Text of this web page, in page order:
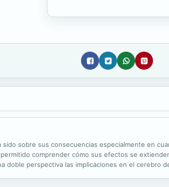
sido sobre sus consecuencias especialmente en
comprender cómo sus efectos se
perspectiva las implicaciones en el cerebro